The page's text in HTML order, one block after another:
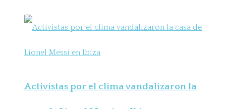
Activistas por el clima vandalizaron la